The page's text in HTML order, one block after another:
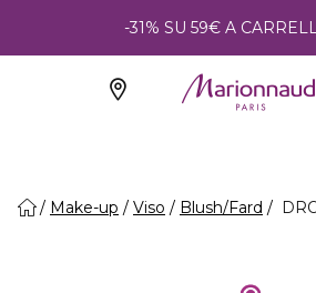
-31% SU 59€ A
Make-up Viso Blush/Fard